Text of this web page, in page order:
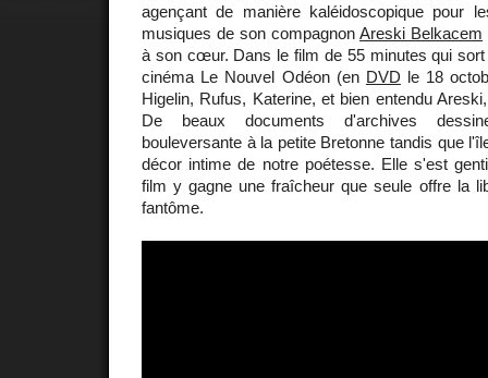
agençant de manière kaléidoscopique pour
musiques de son compagnon Areski Belkacem
à son cœur. Dans le film de 55 minutes qui
cinéma Le Nouvel Odéon (en DVD le 18
Higelin, Rufus, Katerine, et bien entendu
De beaux documents d'archives
bouleversante à la petite Bretonne tandis que
décor intime de notre poétesse. Elle s'est
film y gagne une fraîcheur que seule offre la
fantôme.